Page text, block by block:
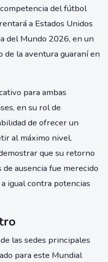
del fútbol
a Estados Unidos
del Mundo 2026, en un
de la aventura guaraní en
para ambas
en su rol de
de ofrecer un
al máximo nivel.
que su retorno
ausencia fue merecido
igual contra potencias
las sedes principales
para este Mundial